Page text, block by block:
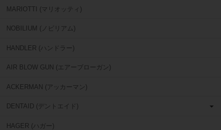
MARIOTTI (マリオッティ)
NOBILIUM (ノビリアム)
HANDLER (ハンドラー)
AIR BLOW GUN (エアーブローガン)
ACKERMAN (アッカーマン)
DENTAID (デントエイド)
HAGER (ハガー)